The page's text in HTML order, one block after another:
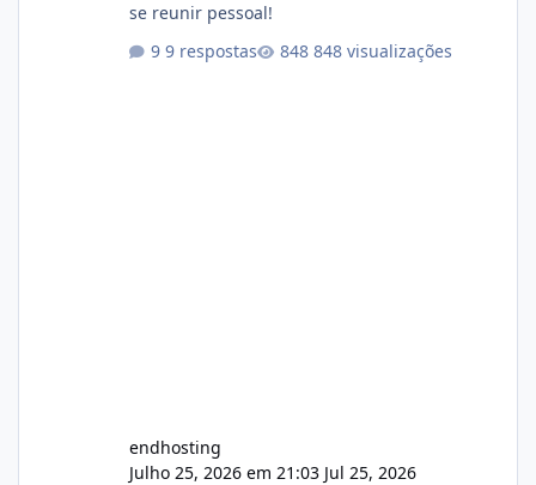
se reunir pessoal!
9 respostas
848 visualizações
endhosting
Julho 25, 2026 em 21:03 Jul 25, 2026